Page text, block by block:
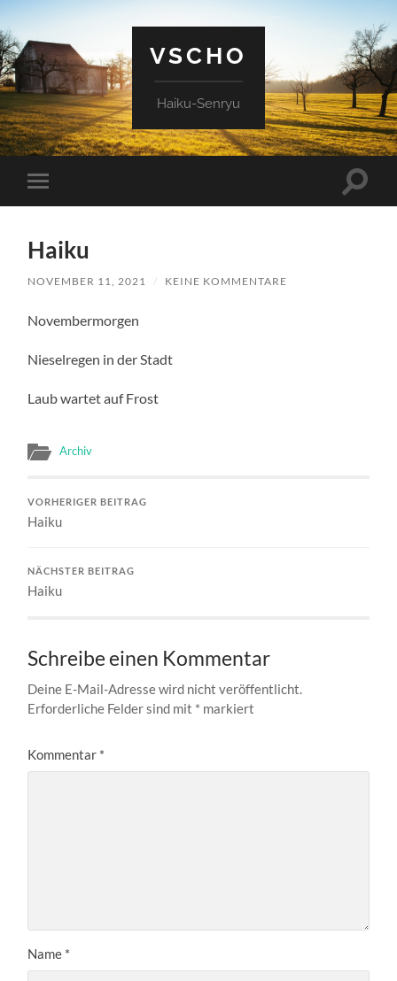
VSCHO
Haiku-Senryu
Mobile-
Menü
Haiku
NOVEMBER 11, 2021 / KEINE KOMMENTARE
Novembermorgen
Nieselregen in der Stadt
Laub wartet auf Frost
Archiv
VORHERIGER BEITRAG
Haiku
NÄCHSTER BEITRAG
Haiku
Schreibe einen Kommentar
Deine E-Mail-Adresse wird nicht veröffentlicht.
Erforderliche Felder sind mit * markiert
Kommentar *
Name *